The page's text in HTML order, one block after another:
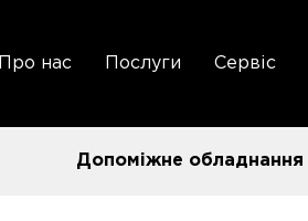
Про нас Послуги Сервіс
Допоміжне обладнання